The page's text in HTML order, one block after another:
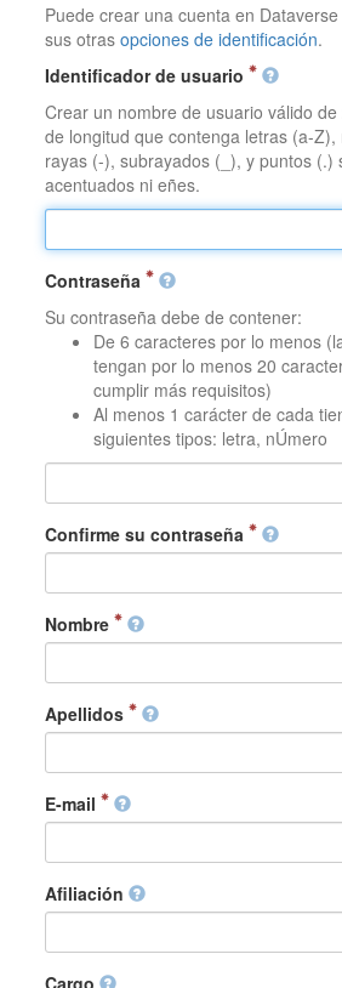
Puede crear una cuenta en
sus otrasopciones de identificación.
Identificador de usuario
Crear un nombre de usuario válido
de longitud que contenga letras (a-
rayas (-), subrayados (_), y puntos (.)
acentuados ni eñes.
Contraseña
Su contraseña debe de contener:
De 6 caracteres por lo menos
tengan por lo menos 20
cumplir más requisitos)
Al menos 1 carácter de cada
siguientes tipos: letra, nÚmero
Confirme su contraseña
Nombre
Apellidos
E-mail
Afiliación
Cargo